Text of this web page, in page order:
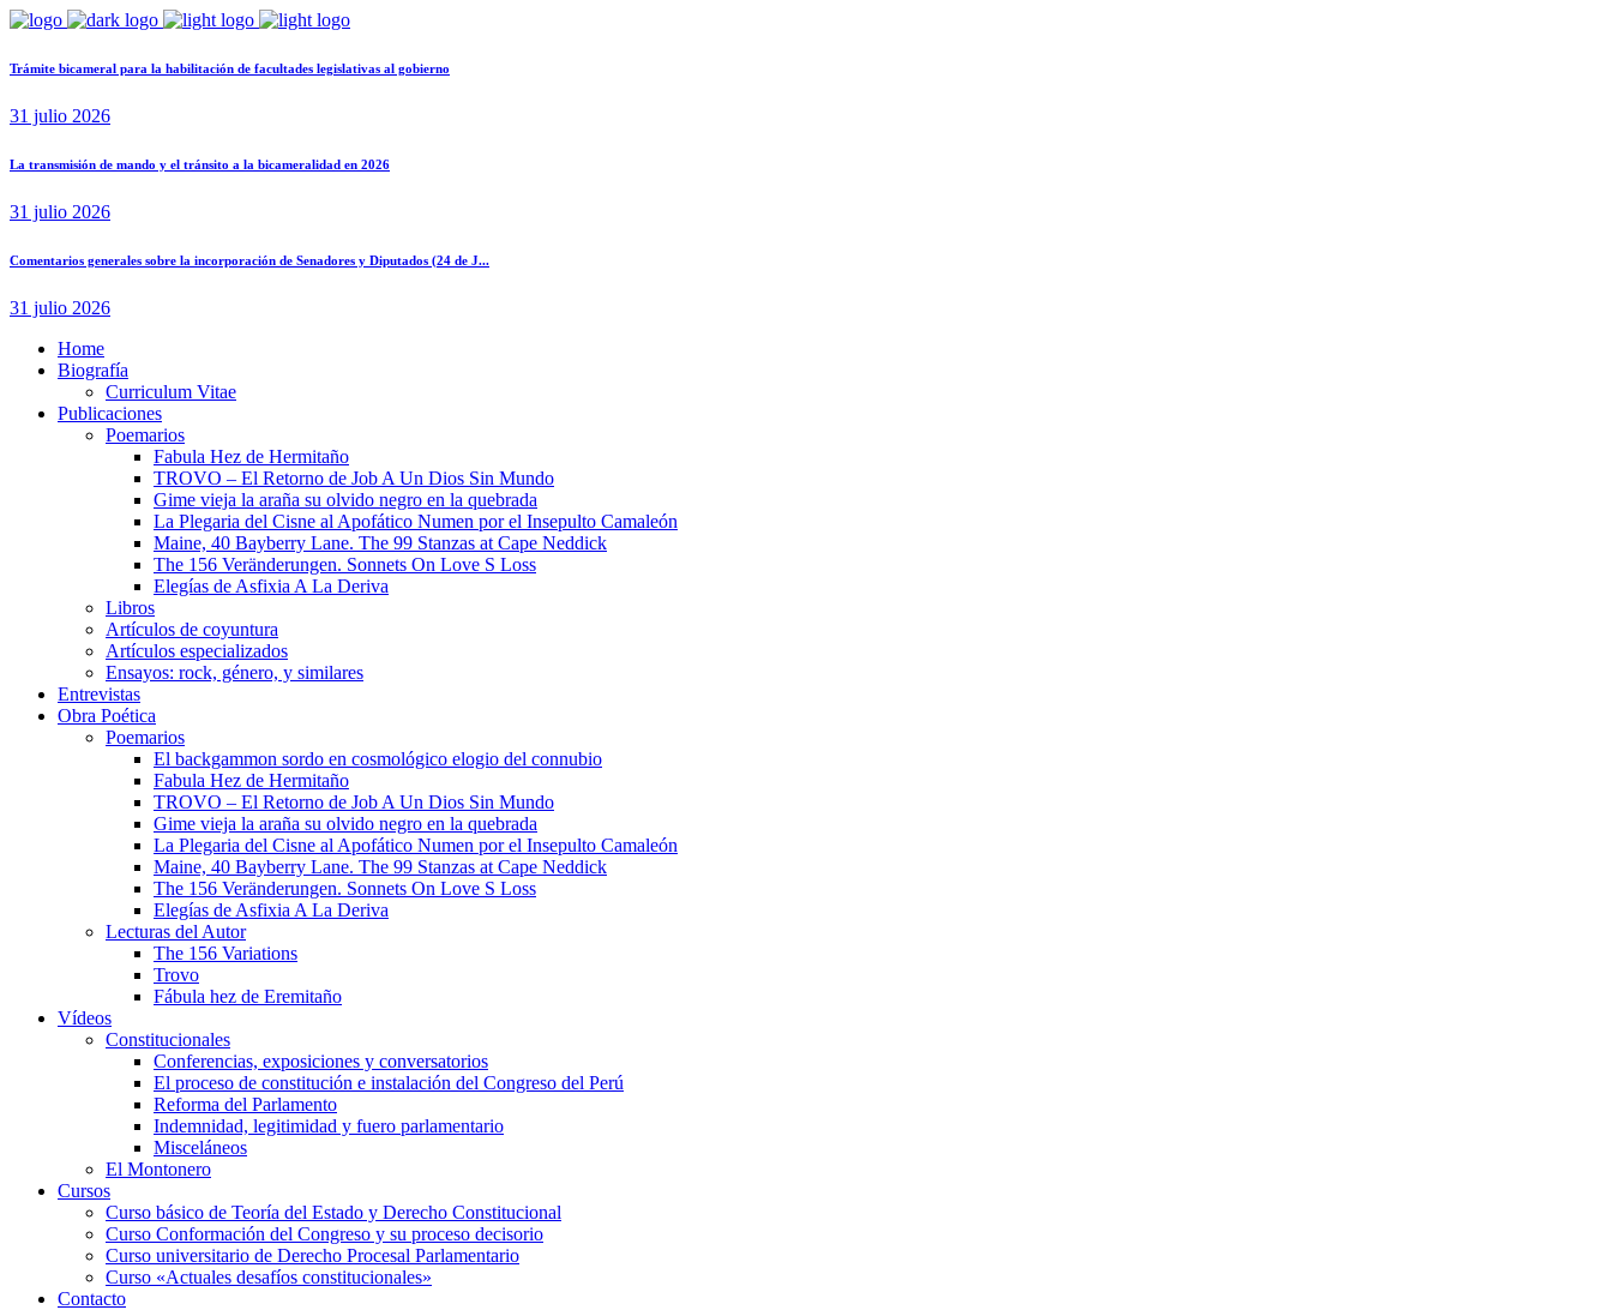
Trámite bicameral para la habilitación de facultades legislativas al gobierno
31 julio 2026
La transmisión de mando y el tránsito a la bicameralidad en 2026
31 julio 2026
Comentarios generales sobre la incorporación de Senadores y Diputados (24 de J...
31 julio 2026
Home
Biografía
Curriculum Vitae​
Publicaciones
Poemarios
Fabula Hez de Hermitaño
TROVO – El Retorno de Job A Un Dios Sin Mundo
Gime vieja la araña su olvido negro en la quebrada
La Plegaria del Cisne al Apofático Numen por el Insepulto Camaleón
Maine, 40 Bayberry Lane. The 99 Stanzas at Cape Neddick
The 156 Veränderungen. Sonnets On Love S Loss
Elegías de Asfixia A La Deriva
Libros
Artículos de coyuntura
Artículos especializados
Ensayos: rock, género, y similares
Entrevistas
Obra Poética
Poemarios
El backgammon sordo en cosmológico elogio del connubio
Fabula Hez de Hermitaño
TROVO – El Retorno de Job A Un Dios Sin Mundo
Gime vieja la araña su olvido negro en la quebrada
La Plegaria del Cisne al Apofático Numen por el Insepulto Camaleón
Maine, 40 Bayberry Lane. The 99 Stanzas at Cape Neddick
The 156 Veränderungen. Sonnets On Love S Loss
Elegías de Asfixia A La Deriva
Lecturas del Autor
The 156 Variations
Trovo
Fábula hez de Eremitaño
Vídeos
Constitucionales
Conferencias, exposiciones y conversatorios
El proceso de constitución e instalación del Congreso del Perú
Reforma del Parlamento
Indemnidad, legitimidad y fuero parlamentario
Misceláneos
El Montonero
Cursos
Curso básico de Teoría del Estado y Derecho Constitucional
Curso Conformación del Congreso y su proceso decisorio
Curso universitario de Derecho Procesal Parlamentario
Curso «Actuales desafíos constitucionales»
Contacto